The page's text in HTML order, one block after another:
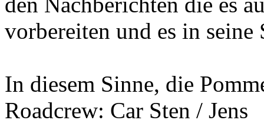
vorbereiten und es in
In diesem Sinne, die
Roadcrew: Car Sten / Jens